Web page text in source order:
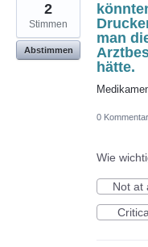
man
hätte.
2
Stimmen
Abstimmen
0
Wie
Not at